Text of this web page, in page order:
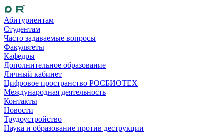
Абитуриентам
Студентам
Часто задаваемые вопросы
Факультеты
Кафедры
Дополнительное образование
Личный кабинет
Цифровое пространство РОСБИОТЕХ
Международная деятельность
Контакты
Новости
Трудоустройство
Наука и образование против деструкции